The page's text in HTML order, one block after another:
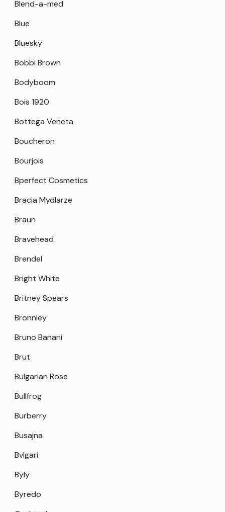
Blend-a-med
Blue
Bluesky
Bobbi Brown
Bodyboom
Bois 1920
Bottega Veneta
Boucheron
Bourjois
Bperfect Cosmetics
Bracia Mydlarze
Braun
Bravehead
Brendel
Bright White
Britney Spears
Bronnley
Bruno Banani
Brut
Bulgarian Rose
Bullfrog
Burberry
Busajna
Bvlgari
Byly
Byredo